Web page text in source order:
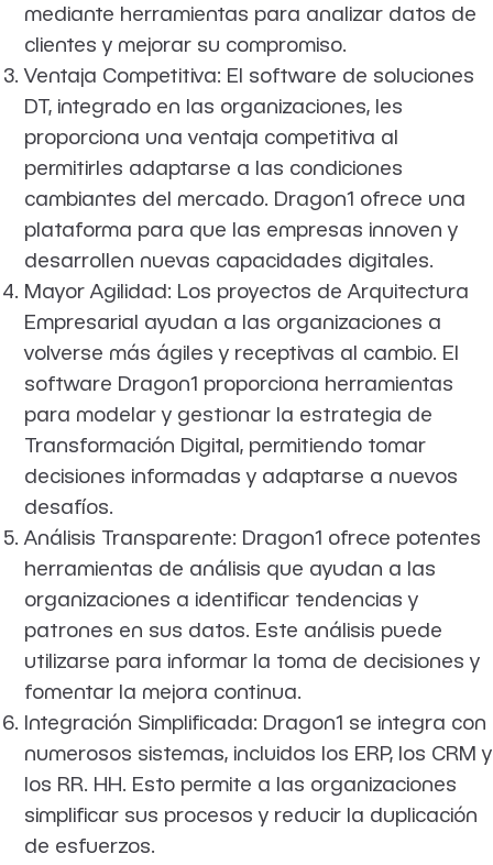
mediante herramientas para analizar datos de
clientes y mejorar su compromiso.
Ventaja Competitiva: El software de soluciones
DT, integrado en las organizaciones, les
proporciona una ventaja competitiva al
permitirles adaptarse a las condiciones
cambiantes del mercado. Dragon1 ofrece una
plataforma para que las empresas innoven y
desarrollen nuevas capacidades digitales.
Mayor Agilidad: Los proyectos de Arquitectura
Empresarial ayudan a las organizaciones a
volverse más ágiles y receptivas al cambio. El
software Dragon1 proporciona herramientas
para modelar y gestionar la estrategia de
Transformación Digital, permitiendo tomar
decisiones informadas y adaptarse a nuevos
desafíos.
Análisis Transparente: Dragon1 ofrece potentes
herramientas de análisis que ayudan a las
organizaciones a identificar tendencias y
patrones en sus datos. Este análisis puede
utilizarse para informar la toma de decisiones y
fomentar la mejora continua.
Integración Simplificada: Dragon1 se integra con
numerosos sistemas, incluidos los ERP, los CRM y
los RR. HH. Esto permite a las organizaciones
simplificar sus procesos y reducir la duplicación
de esfuerzos.